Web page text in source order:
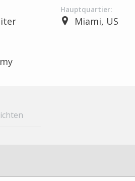
Hauptquartier:
Miami, US